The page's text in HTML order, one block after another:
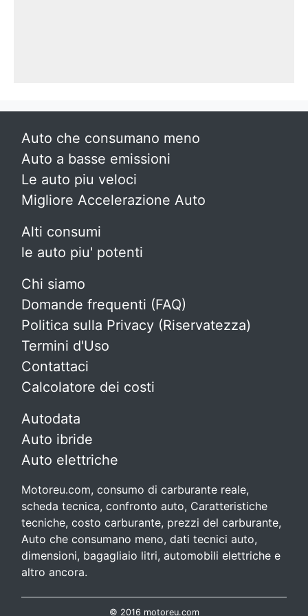
Auto che consumano meno
Auto a basse emissioni
Le auto piu veloci
Migliore Accelerazione Auto
Alti consumi
le auto piu' potenti
Chi siamo
Domande frequenti (FAQ)
Politica sulla Privacy (Riservatezza)
Termini d'Uso
Contattaci
Calcolatore dei costi
Autodata
Auto ibride
Auto elettriche
Motoreu.com, consumo di carburante reale,
scheda tecnica, confronto auto, Caratteristiche
tecniche, costo carburante, prezzi del carburante,
Auto che consumano meno, dati tecnici auto,
dimensioni, bagagliaio litri, automobili elettriche e
altro ancora.
© 2016 motoreu.com